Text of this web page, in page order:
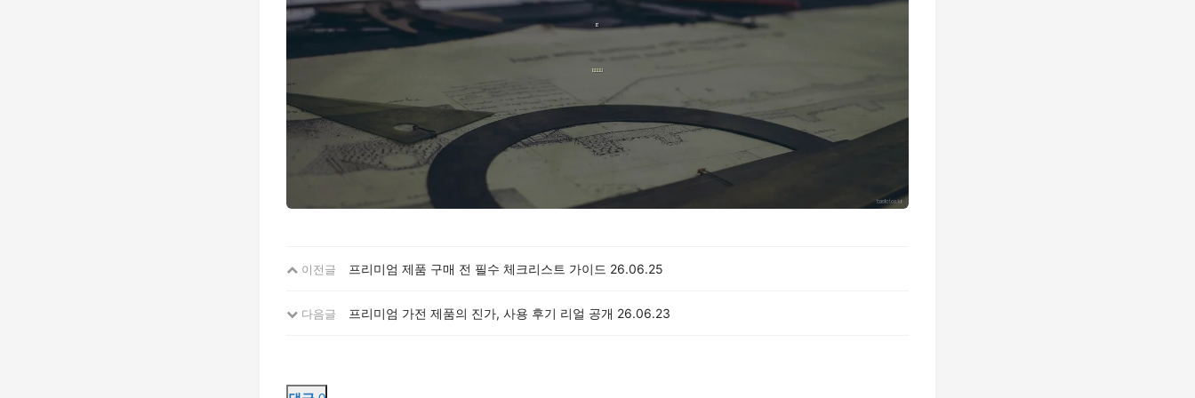
이전글 프리미엄 제품 구매 전 필수 체크리스트 가이드 26.06.25
다음글 프리미엄 가전 제품의 진가, 사용 후기 리얼 공개 26.06.23